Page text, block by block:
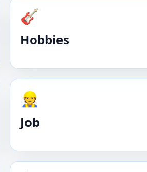
🎸
Hobbies
👷
Job